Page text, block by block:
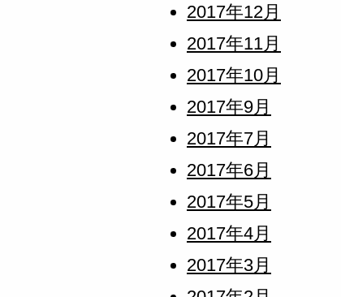
2017年12月
2017年11月
2017年10月
2017年9月
2017年7月
2017年6月
2017年5月
2017年4月
2017年3月